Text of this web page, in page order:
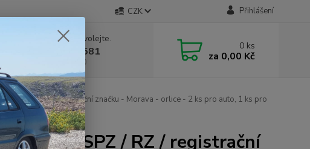
CZK Přihlášení
Nevíte si rady? Zavolejte.
+420 603 411 581
Po - Pá 9:00 - 17:00
0 ks
za 0,00 Kč
na SPZ / RZ / registrační značku - Morava - orlice - 2 ks pro auto, 1 ks pro
na SPZ / RZ / registrační